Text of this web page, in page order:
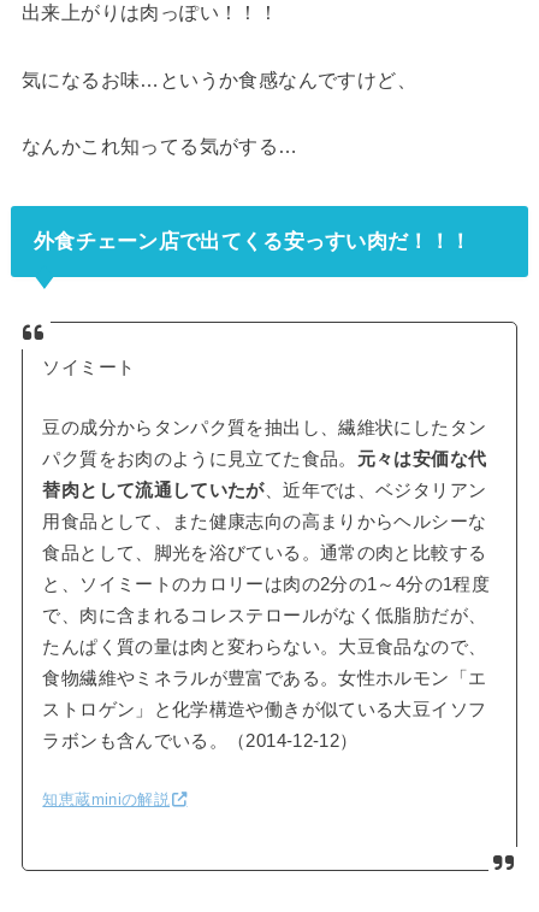
出来上がりは肉っぽい！！！
気になるお味…というか食感なんですけど、
なんかこれ知ってる気がする…
外食チェーン店で出てくる安っすい肉だ！！！
ソイミート
豆の成分からタンパク質を抽出し、繊維状にしたタン
パク質をお肉のように見立てた食品。 元々は安価な代
替肉として流通していたが、近年では、ベジタリアン
用食品として、また健康志向の高まりからヘルシーな
食品として、脚光を浴びている。通常の肉と比較する
と、ソイミートのカロリーは肉の2分の1～4分の1程度
で、肉に含まれるコレステロールがなく低脂肪だが、
たんぱく質の量は肉と変わらない。大豆食品なので、
食物繊維やミネラルが豊富である。女性ホルモン「エ
ストロゲン」と化学構造や働きが似ている大豆イソフ
ラボンも含んでいる。（2014-12-12）
知恵蔵miniの解説